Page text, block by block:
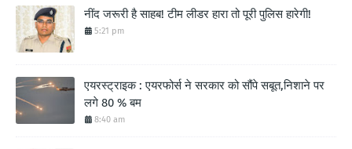
नींद जरूरी है साहब! टीम लीडर हारा तो पूरी पुलिस हारेगी!
5:21 pm
एयरस्ट्राइक : एयरफोर्स ने सरकार को सौंपे सबूत,निशाने पर
लगे 80 % बम
8:40 am